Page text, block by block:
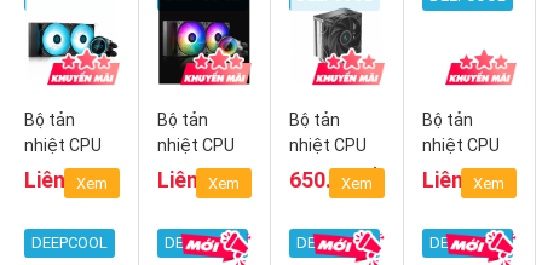
Bộ tản
nhiệt CPU
Deepcool
GAMMAXX
Liên hệ
Xem
Bộ tản
nhiệt CPU
Deepcool
Castle
Liên hệ
Xem
Bộ tản
nhiệt CPU
DeepCool
AK400
650.000₫
Xem
Bộ tản
nhiệt CPU
DeepCool
GAMMAXX
Liên hệ
Xem
DEEPCOOL DEEPCOOL DEEPCOOL DEEPCOOL